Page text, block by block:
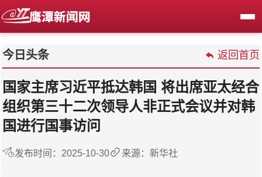
今日头条 返回首页
国家主席习近平抵达韩国 将出席亚太经合
组织第三十二次领导人非正式会议并对韩
国进行国事访问
发布时间：2025-10-30 来源：新华社